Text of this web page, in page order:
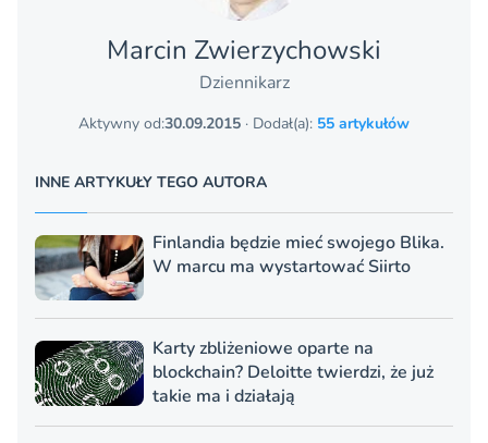
Marcin Zwierzychowski
Dziennikarz
Aktywny od:30.09.2015 · Dodał(a): 55 artykułów
INNE ARTYKUŁY TEGO AUTORA
Finlandia będzie mieć swojego Blika.
W marcu ma wystartować Siirto
Karty zbliżeniowe oparte na
blockchain? Deloitte twierdzi, że już
takie ma i działają